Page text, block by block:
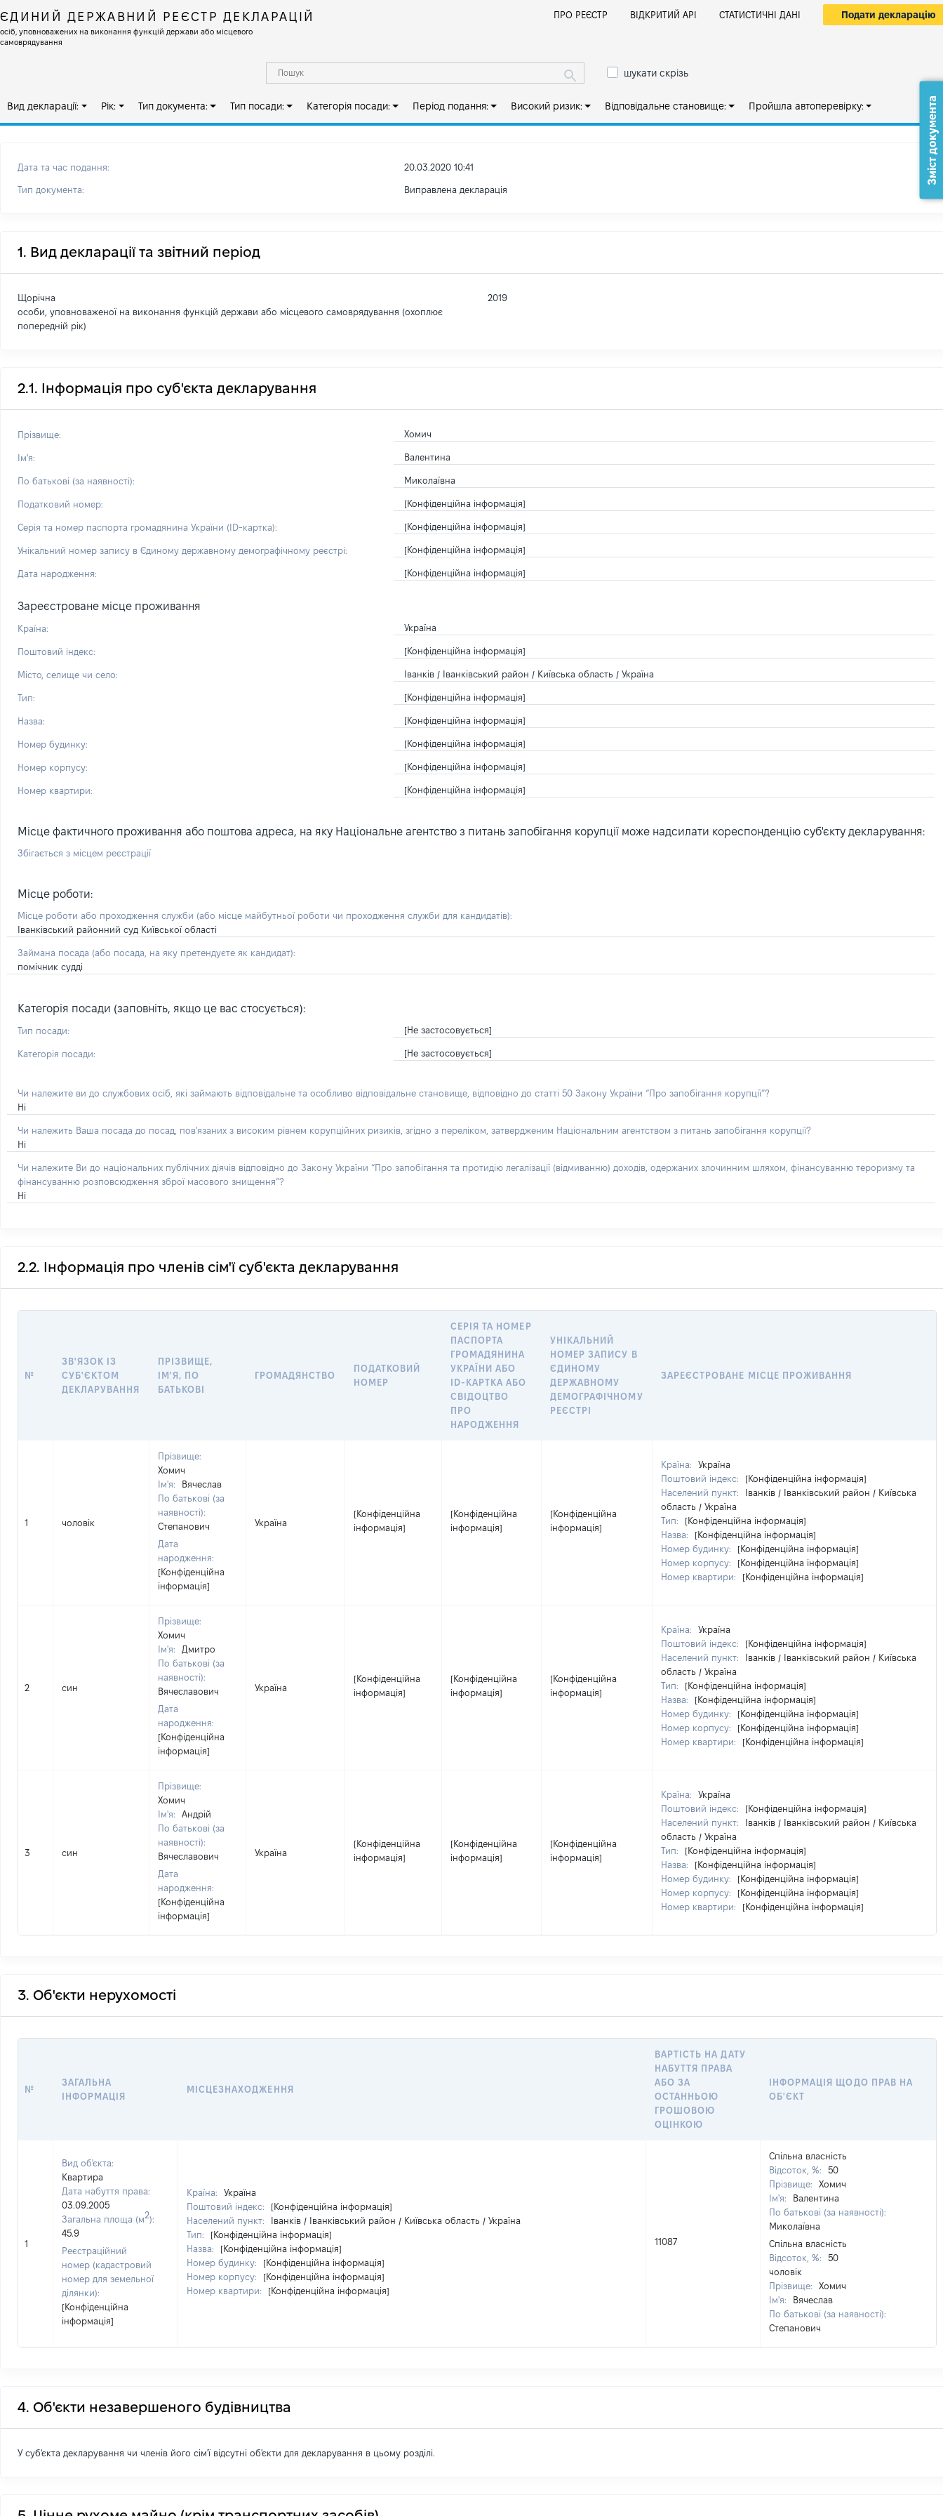
ЄДИНИЙ ДЕРЖАВНИЙ РЕЄСТР ДЕКЛАРАЦІЙ
осіб, уповноважених на виконання функцій держави або місцевого
самоврядування
ПРО РЕЄСТР ВІДКРИТИЙ АРІ СТАТИСТИЧНІ ДАНІ Подати декларацію
шукати скрізь
Вид декларації: Рік: Тип документа: Тип посади: Категорія посади: Період подання: Високий ризик: Відповідальне становище: Пройшла автоперевірку:
Дата та час подання: 20.03.2020 10:41
Тип документа: Виправлена декларація
1. Вид декларації та звітний період
Щорічна
особи, уповноваженої на виконання функцій держави або місцевого самоврядування (охоплює
попередній рік)
2019
2.1. Інформація про суб'єкта декларування
Прізвище: Хомич
Ім'я: Валентина
По батькові (за наявності): Миколаївна
Податковий номер: [Конфіденційна інформація]
Серія та номер паспорта громадянина України (ID-картка): [Конфіденційна інформація]
Унікальний номер запису в Єдиному державному демографічному реєстрі: [Конфіденційна інформація]
Дата народження: [Конфіденційна інформація]
Зареєстроване місце проживання
Країна: Україна
Поштовий індекс: [Конфіденційна інформація]
Місто, селище чи село: Іванків / Іванківський район / Київська область / Україна
Тип: [Конфіденційна інформація]
Назва: [Конфіденційна інформація]
Номер будинку: [Конфіденційна інформація]
Номер корпусу: [Конфіденційна інформація]
Номер квартири: [Конфіденційна інформація]
Місце фактичного проживання або поштова адреса, на яку Національне агентство з питань запобігання корупції може надсилати кореспонденцію суб'єкту декларування:
Збігається з місцем реєстрації
Місце роботи:
Місце роботи або проходження служби (або місце майбутньої роботи чи проходження служби для кандидатів):
Іванківський районний суд Київської області
Займана посада (або посада, на яку претендуєте як кандидат):
помічник судді
Категорія посади (заповніть, якщо це вас стосується):
Тип посади: [Не застосовується]
Категорія посади: [Не застосовується]
Чи належите ви до службових осіб, які займають відповідальне та особливо відповідальне становище, відповідно до статті 50 Закону України “Про запобігання корупції”?
Ні
Чи належить Ваша посада до посад, пов'язаних з високим рівнем корупційних ризиків, згідно з переліком, затвердженим Національним агентством з питань запобігання корупції?
Ні
Чи належите Ви до національних публічних діячів відповідно до Закону України “Про запобігання та протидію легалізації (відмиванню) доходів, одержаних злочинним шляхом, фінансуванню тероризму та
фінансуванню розповсюдження зброї масового знищення”?
Ні
2.2. Інформація про членів сім'ї суб'єкта декларування
№
ЗВ'ЯЗОК ІЗ
СУБ'ЄКТОМ
ДЕКЛАРУВАННЯ
ПРІЗВИЩЕ,
ІМ'Я, ПО
БАТЬКОВІ
ГРОМАДЯНСТВО
ПОДАТКОВИЙ
НОМЕР
СЕРІЯ ТА НОМЕР
ПАСПОРТА
ГРОМАДЯНИНА
УКРАЇНИ АБО
ID-КАРТКА АБО
СВІДОЦТВО
ПРО
НАРОДЖЕННЯ
УНІКАЛЬНИЙ
НОМЕР ЗАПИСУ В
ЄДИНОМУ
ДЕРЖАВНОМУ
ДЕМОГРАФІЧНОМУ
РЕЄСТРІ
ЗАРЕЄСТРОВАНЕ МІСЦЕ ПРОЖИВАННЯ
1 чоловік
Прізвище:
Хомич
Ім'я:
Вячеслав
По батькові (за
наявності):
Степанович
Дата
народження:
[Конфіденційна
інформація]
Україна
[Конфіденційна
інформація]
[Конфіденційна
інформація]
[Конфіденційна
інформація]
Країна:
Україна
Поштовий індекс:
[Конфіденційна інформація]
Населений пункт:
Іванків / Іванківський район / Київська
область / Україна
Тип:
[Конфіденційна інформація]
Назва:
[Конфіденційна інформація]
Номер будинку:
[Конфіденційна інформація]
Номер корпусу:
[Конфіденційна інформація]
Номер квартири:
[Конфіденційна інформація]
2 син
Прізвище:
Хомич
Ім'я:
Дмитро
По батькові (за
наявності):
Вячеславович
Дата
народження:
[Конфіденційна
інформація]
Україна
[Конфіденційна
інформація]
[Конфіденційна
інформація]
[Конфіденційна
інформація]
Країна:
Україна
Поштовий індекс:
[Конфіденційна інформація]
Населений пункт:
Іванків / Іванківський район / Київська
область / Україна
Тип:
[Конфіденційна інформація]
Назва:
[Конфіденційна інформація]
Номер будинку:
[Конфіденційна інформація]
Номер корпусу:
[Конфіденційна інформація]
Номер квартири:
[Конфіденційна інформація]
3 син
Прізвище:
Хомич
Ім'я:
Андрій
По батькові (за
наявності):
Вячеславович
Дата
народження:
[Конфіденційна
інформація]
Україна
[Конфіденційна
інформація]
[Конфіденційна
інформація]
[Конфіденційна
інформація]
Країна:
Україна
Поштовий індекс:
[Конфіденційна інформація]
Населений пункт:
Іванків / Іванківський район / Київська
область / Україна
Тип:
[Конфіденційна інформація]
Назва:
[Конфіденційна інформація]
Номер будинку:
[Конфіденційна інформація]
Номер корпусу:
[Конфіденційна інформація]
Номер квартири:
[Конфіденційна інформація]
3. Об'єкти нерухомості
№
ЗАГАЛЬНА
ІНФОРМАЦІЯ
МІСЦЕЗНАХОДЖЕННЯ
ВАРТІСТЬ НА ДАТУ
НАБУТТЯ ПРАВА
АБО ЗА
ОСТАННЬОЮ
ГРОШОВОЮ
ОЦІНКОЮ
ІНФОРМАЦІЯ ЩОДО ПРАВ НА
ОБ'ЄКТ
1
Вид об'єкта:
Квартира
Дата набуття права:
03.09.2005
Загальна площа (м2):
45.9
Реєстраційний
номер (кадастровий
номер для земельної
ділянки):
[Конфіденційна
інформація]
Країна:
Україна
Поштовий індекс:
[Конфіденційна інформація]
Населений пункт:
Іванків / Іванківський район / Київська область / Україна
Тип:
[Конфіденційна інформація]
Назва:
[Конфіденційна інформація]
Номер будинку:
[Конфіденційна інформація]
Номер корпусу:
[Конфіденційна інформація]
Номер квартири:
[Конфіденційна інформація]
11087
Спільна власність
Відсоток, %:
50
Прізвище:
Хомич
Ім'я:
Валентина
По батькові (за наявності):
Миколаївна
Спільна власність
Відсоток, %:
50
чоловік
Прізвище:
Хомич
Ім'я:
Вячеслав
По батькові (за наявності):
Степанович
4. Об'єкти незавершеного будівництва
У суб'єкта декларування чи членів його сім'ї відсутні об'єкти для декларування в цьому розділі.
Зміст документа